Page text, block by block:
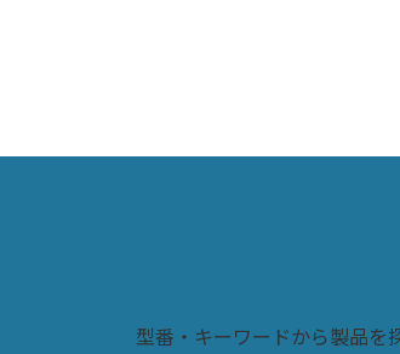
型番・キーワードから製品を